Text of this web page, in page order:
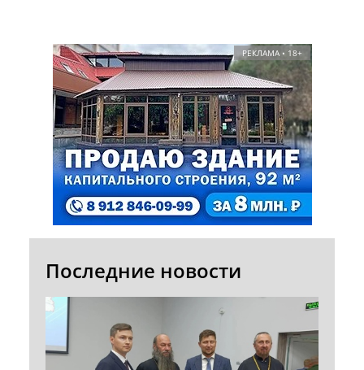
РЕКЛАМА • 18+
Последние новости